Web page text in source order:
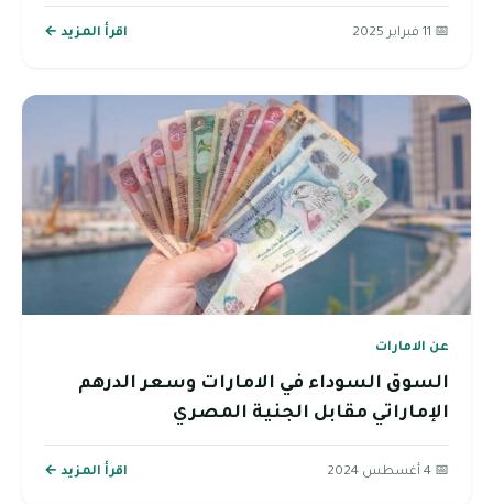
📅 11 فبراير 2025 اقرأ المزيد ←
عن الامارات
السوق السوداء في الامارات وسعر الدرهم
الإماراتي مقابل الجنية المصري
📅 4 أغسطس 2024 اقرأ المزيد ←